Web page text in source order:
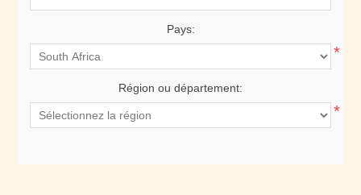
Pays:
*
Région ou département:
*